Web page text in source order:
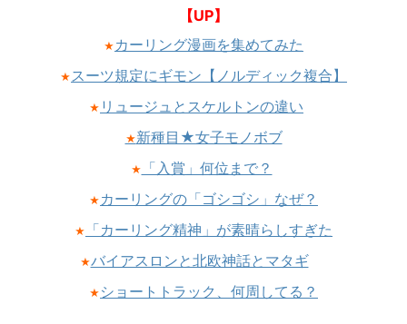
【UP】
★ カーリング漫画を集めてみた
★ スーツ規定にギモン【ノルディック複合】
★ リュージュとスケルトンの違い
★新種目★女子モノボブ
★ 「入賞」何位まで？
★ カーリングの「ゴシゴシ」なぜ？
★ 「カーリング精神」が素晴らしすぎた
★バイアスロンと北欧神話とマタギ
★ ショートトラック、何周してる？